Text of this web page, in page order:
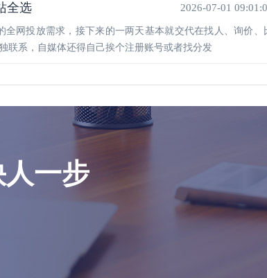
全选 2026-07-01
网投放需求，接下来的一两天基本就交代在找人、询价、
联系，自媒体还得自己挨个注册账号或者找分发
一步